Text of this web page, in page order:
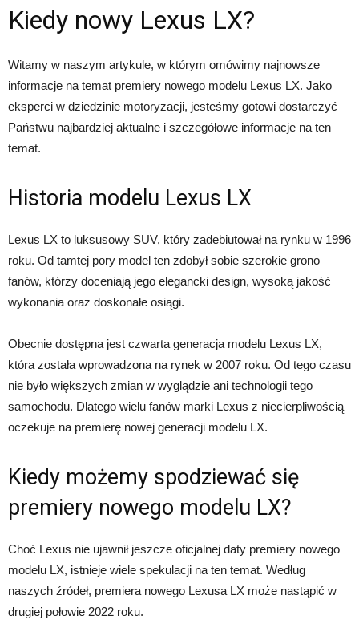
Kiedy nowy Lexus LX?
Witamy w naszym artykule, w którym omówimy najnowsze
informacje na temat premiery nowego modelu Lexus LX. Jako
eksperci w dziedzinie motoryzacji, jesteśmy gotowi dostarczyć
Państwu najbardziej aktualne i szczegółowe informacje na ten
temat.
Historia modelu Lexus LX
Lexus LX to luksusowy SUV, który zadebiutował na rynku w 1996
roku. Od tamtej pory model ten zdobył sobie szerokie grono
fanów, którzy doceniają jego elegancki design, wysoką jakość
wykonania oraz doskonałe osiągi.
Obecnie dostępna jest czwarta generacja modelu Lexus LX,
która została wprowadzona na rynek w 2007 roku. Od tego czasu
nie było większych zmian w wyglądzie ani technologii tego
samochodu. Dlatego wielu fanów marki Lexus z niecierpliwością
oczekuje na premierę nowej generacji modelu LX.
Kiedy możemy spodziewać się
premiery nowego modelu LX?
Choć Lexus nie ujawnił jeszcze oficjalnej daty premiery nowego
modelu LX, istnieje wiele spekulacji na ten temat. Według
naszych źródeł, premiera nowego Lexusa LX może nastąpić w
drugiej połowie 2022 roku.